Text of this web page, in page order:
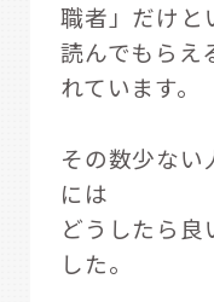
職者」だけと
読んでもらえ
れています。
その数少ない
には
どうしたら良
した。